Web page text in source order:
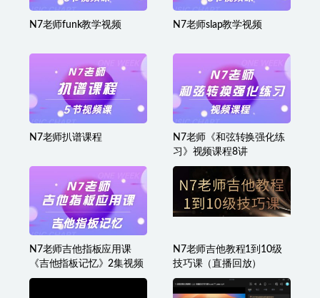
N7老师funk教学视频 N7老师slap教学视频
N7老师扒谱课程
N7老师《和弦转换强化练
习》视频课程8讲
N7老师吉他指板应用课
《吉他指板记忆》2集视频
N7老师吉他教程1到10级
技巧课（直播回放）